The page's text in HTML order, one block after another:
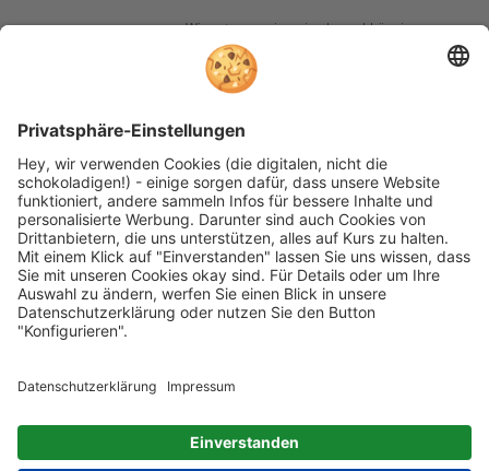
Wir nutzen reviews.io als unabhängigen
Dienstleister für die Einholung von
Bewertungen. Erfahren Sie mehr unter
unserenInformationen zu
Kundenbewertungen
Folgen Sie rehashop auch auf folgenden Kanälen
* Alle Preise inkl. gesetzl. Mehrwertsteuer zzgl.
Versandkosten wenn nicht anders beschrieben